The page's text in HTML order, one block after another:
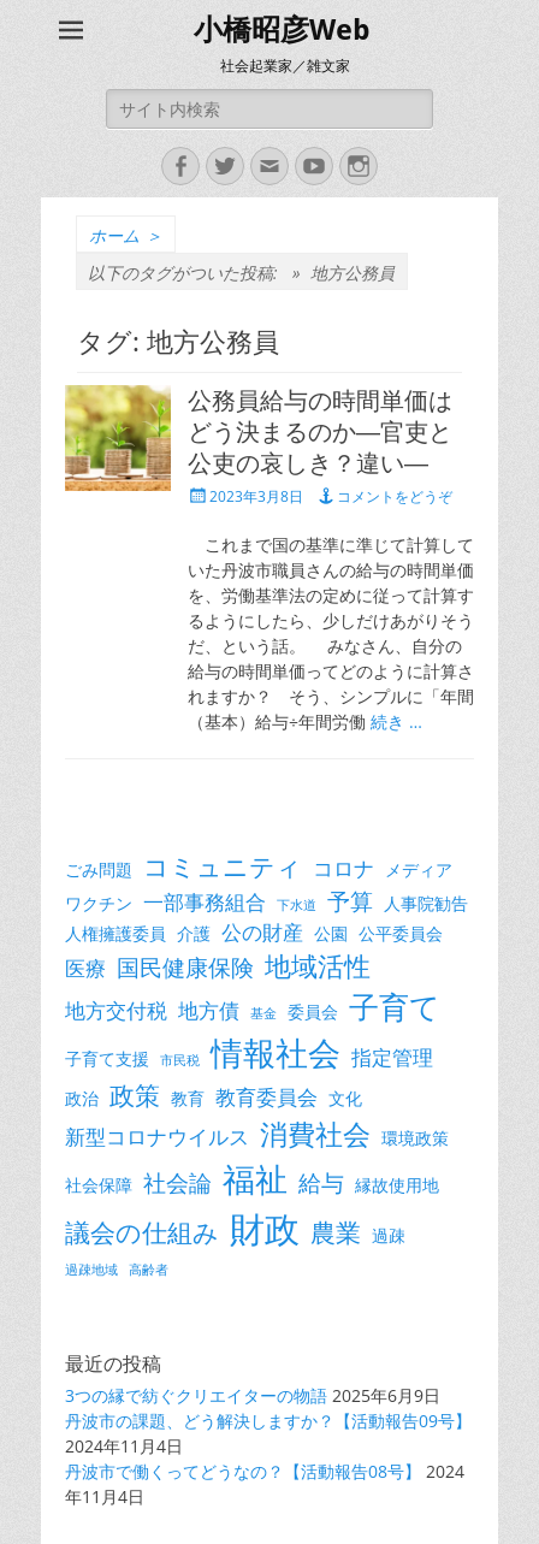
小橋昭彦Web
社会起業家／雑文家
索:
Facebook
Twitter
メ
ー
YouTubeInstagram
ホーム ＞
以下のタグがついた投稿: » 地方公務員
タグ: 地方公務員
公務員給与の時間単価は
どう決まるのか―官吏と
公吏の哀しき？違い―
投 2023年3月8日 コメントをどうぞ
これまで国の基準に準じて計算して
いた丹波市職員さんの給与の時間単価
を、労働基準法の定めに従って計算す
るようにしたら、少しだけあがりそう
だ、という話。 みなさん、自分の
給与の時間単価ってどのように計算さ
れますか？ そう、シンプルに「年間
（基本）給与÷年間労働 続き …
ごみ問題 コミュニティ コロナ
メディア
ワクチン 一部事務組合 下水道 予算 人事院勧告
人権擁護委員 介護 公の財産 公園 公平委員会
医療 国民健康保険 地域活性
地方交付税 地方債 基金 委員会 子育て
子育て支援 市民税 情報社会 指定管理
政治 政策 教育 教育委員会 文化
新型コロナウイルス 消費社会 環境政策
社会保障 社会論 福祉 給与 縁故使用地
議会の仕組み 財政 農業 過疎
過疎地域 高齢者
最近の投稿
3つの縁で紡ぐクリエイターの物語 2025年6月9日
丹波市の課題、どう解決しますか？【活動報告09号】
2024年11月4日
丹波市で働くってどうなの？【活動報告08号】
2024
年11月4日